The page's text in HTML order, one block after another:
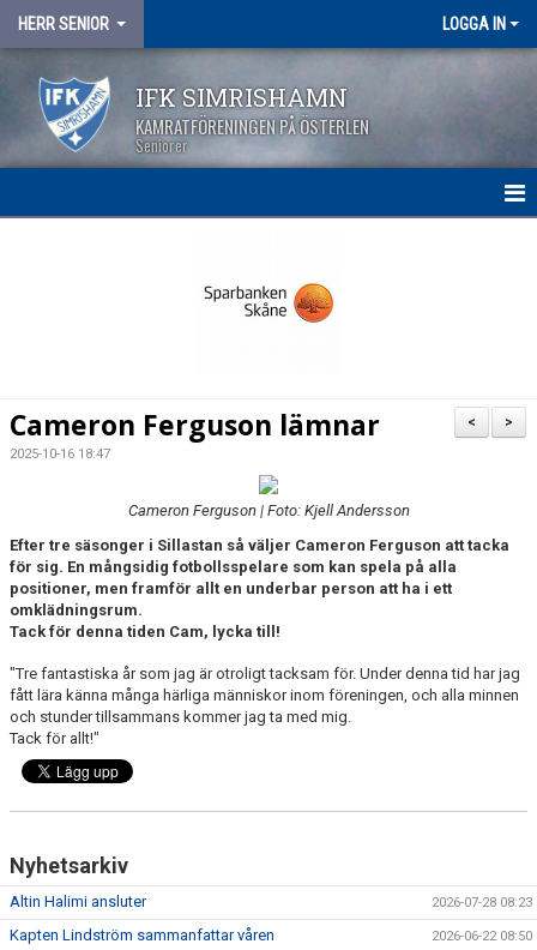
HERR SENIOR LOGGA IN
IFK SIMRISHAMN
KAMRATFÖRENINGEN PÅ ÖSTERLEN
Seniorer
TRUPPEN
DOKUMENT
>
<
Cameron Ferguson lämnar
2025-10-16 18:47
Cameron Ferguson | Foto: Kjell Andersson
Efter tre säsonger i Sillastan så väljer Cameron Ferguson att tacka
för sig. En mångsidig fotbollsspelare som kan spela på alla
positioner, men framför allt en underbar person att ha i ett
omklädningsrum.
Tack för denna tiden Cam, lycka till!
"Tre fantastiska år som jag är otroligt tacksam för. Under denna tid har jag
fått lära känna många härliga människor inom föreningen, och alla minnen
och stunder tillsammans kommer jag ta med mig.
Tack för allt!"
Nyhetsarkiv
Altin Halimi ansluter 2026-07-28 08:23
Kapten Lindström sammanfattar våren 2026-06-22 08:50